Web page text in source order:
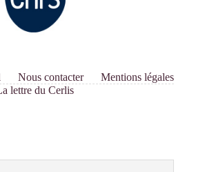
Nous contacter
Mentions légales
lettre du Cerlis